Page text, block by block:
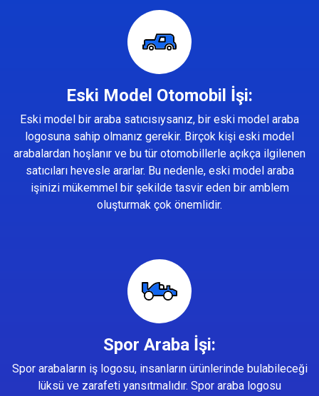
Eski Model Otomobil İşi:
Eski model bir araba satıcısıysanız, bir eski model araba
logosuna sahip olmanız gerekir. Birçok kişi eski model
arabalardan hoşlanır ve bu tür otomobillerle açıkça ilgilenen
satıcıları hevesle ararlar. Bu nedenle, eski model araba
işinizi mükemmel bir şekilde tasvir eden bir amblem
oluşturmak çok önemlidir.
Spor Araba İşi:
Spor arabaların iş logosu, insanların ürünlerinde bulabileceği
lüksü ve zarafeti yansıtmalıdır. Spor araba logosu